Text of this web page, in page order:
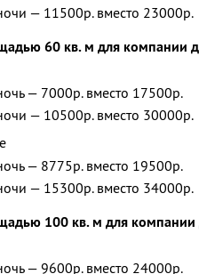
— 11500р. вместо 23000р.
60 кв. м для компании
— 7000р. вместо 17500р.
— 10500р. вместо 30000р.
— 8775р. вместо 19500р.
— 15300р. вместо 34000р.
100 кв. м для компании
— 9600р. вместо 24000р.